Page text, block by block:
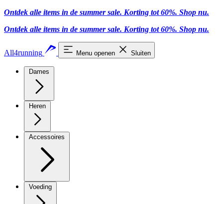
Ontdek alle items in de summer sale. Korting tot 60%. Shop nu.
Ontdek alle items in de summer sale. Korting tot 60%. Shop nu.
All4running Menu openen Sluiten
Dames
Heren
Accessoires
Voeding